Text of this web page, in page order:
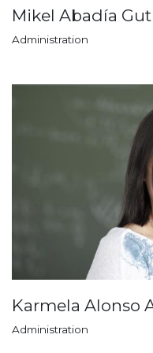
Mikel Abadía
Administration
Karmela Alonso
Administration